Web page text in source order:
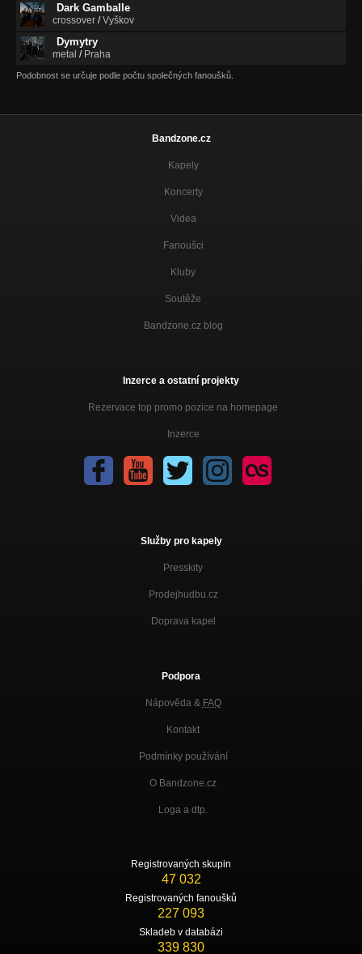
Dark Gamballe
crossover /Vyškov
Dymytry
metal / Praha
Podobnost se určuje podle počtu společných fanoušků.
Bandzone.cz
Kapely
Koncerty
Videa
Fanoušci
Kluby
Soutěže
Bandzone.cz blog
Inzerce a ostatní projekty
Rezervace top promo pozice na homepage
Inzerce
Služby pro kapely
Presskity
Prodejhudbu.cz
Doprava kapel
Podpora
Nápověda & FAQ
Kontakt
Podmínky používání
O Bandzone.cz
Loga a dtp.
Registrovaných skupin
47 032
Registrovaných fanoušků
227 093
Skladeb v databázi
339 830